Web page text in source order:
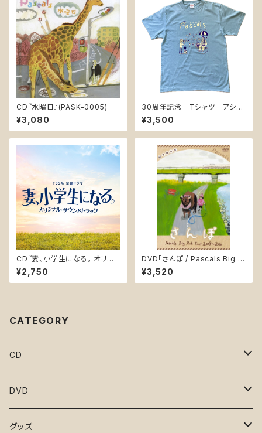
CD『水曜日』(PASK-0005)
¥3,080
30周年記念 Tシャツ アシッ
ドブルー ＊バックプリントあり
¥3,500
CD『妻、小学生になる。 オリジ
ナルサウンドトラック』(UZCL-2
228)
¥2,750
DVD「さんぽ / Pascals Big Pi
nk Tour 2009〜2010」(PASK
-D002)
¥3,520
CATEGORY
CD
となりのマサラ
凪のお暇
DVD
１と２
グッズ